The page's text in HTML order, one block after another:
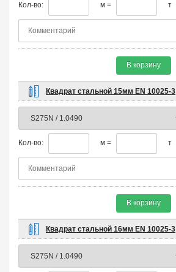
Кол-во: м = т
В корзину
Квадрат стальной 15мм EN 10025-3
Кол-во: м = т
В корзину
Квадрат стальной 16мм EN 10025-3